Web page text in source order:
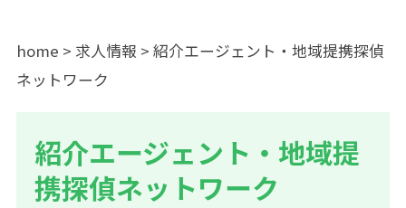
home > 求人情報 > 紹介エージェント・地域提携探偵
ネットワーク
紹介エージェント・地域提
携探偵ネットワーク